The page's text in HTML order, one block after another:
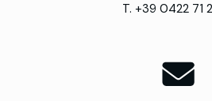
T. +39 0422 71